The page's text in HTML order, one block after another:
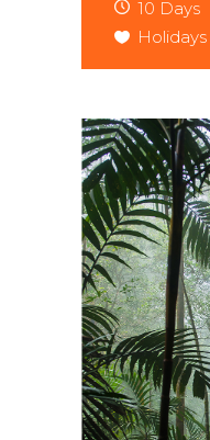
10 Days
Holidays